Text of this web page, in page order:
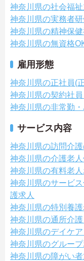
神奈川県の社会福祉
神奈川県の実務者
神奈川県の精神保
神奈川県の無資格
雇用形態
神奈川県の正社員(
神奈川県の契約社
神奈川県の非常勤
サービス内容
神奈川県の訪問介護
神奈川県の介護老
神奈川県の有料老
神奈川県のサービ
護求人
神奈川県の特別養
神奈川県の通所介
神奈川県のデイケ
神奈川県のグルー
神奈川県の障がい